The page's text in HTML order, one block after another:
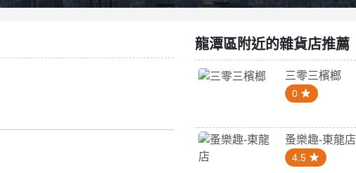
龍潭區附近的雜貨店推薦
三零三檳榔
0
蚤樂趣-東龍店
4.5